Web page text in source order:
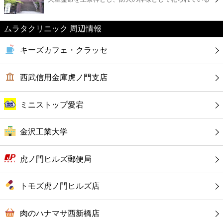
カフェ
ショッピング
銀行
公共
病院
ホテル
ムラタクリニック 周辺情報
キーズカフェ・クラッセ
西武信用金庫虎ノ門支店
ミニストップ愛宕
金沢工業大学
虎ノ門ヒルズ郵便局
トモズ虎ノ門ヒルズ店
肉のハナマサ西新橋店